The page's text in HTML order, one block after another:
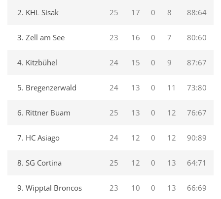
2. KHL Sisak 25 17 0 8 88:64
3. Zell am See 23 16 0 7 80:60
4. Kitzbühel 24 15 0 9 87:67
5. Bregenzerwald 24 13 0 11 73:80
6. Rittner Buam 25 13 0 12 76:67
7. HC Asiago 24 12 0 12 90:89
8. SG Cortina 25 12 0 13 64:71
9. Wipptal Broncos 23 10 0 13 66:69